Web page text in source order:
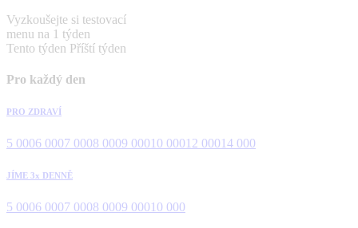
Vyzkoušejte si testovací
menu na 1 týden
Tento týden Příští týden
Pro každý den
PRO ZDRAVÍ
5 0006 0007 0008 0009 00010 00012 00014 000
JÍME 3x DENNĚ
5 0006 0007 0008 0009 00010 000